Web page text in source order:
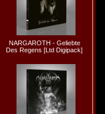
NARGAROTH - Geliebte
Des Regens [Ltd Digipack]